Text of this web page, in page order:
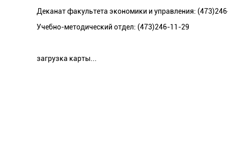
Деканат факультета экономики и управления:
Учебно-методический отдел: (473)246-11-29
загрузка карты...